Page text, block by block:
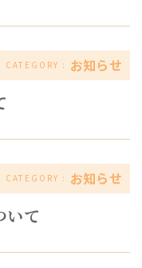
お知らせ
お知らせ
いて